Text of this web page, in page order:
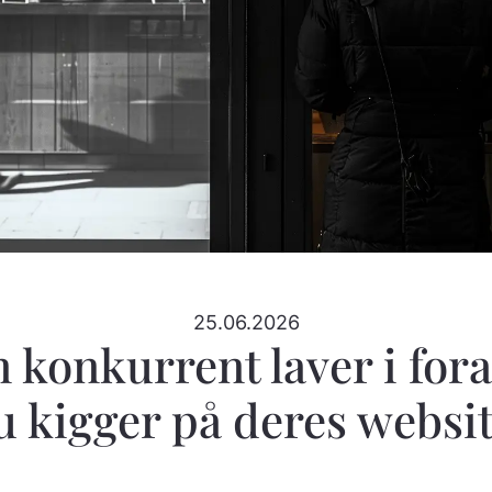
25.06.2026
konkurrent laver i
kigger på deres